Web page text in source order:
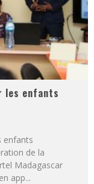
les enfants
enfants
de la
Madagascar
app...